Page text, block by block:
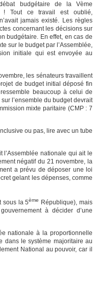
budgétaire de la Vème
! Tout ce travail est oublié,
jamais existé. Les règles
concernant les décisions sur
budgétaire. En effet, en cas de
sur le budget par l’Assemblée,
initiale qui est envoyée au
les sénateurs travaillent
de budget initial déposé fin
beaucoup à celui de
l’ensemble du budget devrait
mixte paritaire (CMP : 7
ou pas, lire avec un tube
l’Assemblée nationale qui ait le
négatif du 21 novembre, la
a prévu de déposer une loi
gelant les dépenses, comme
sous la 5ème
République), mais
à décider d’une
nationale à la proportionnelle
dans le système majoritaire au
National au pouvoir, car il